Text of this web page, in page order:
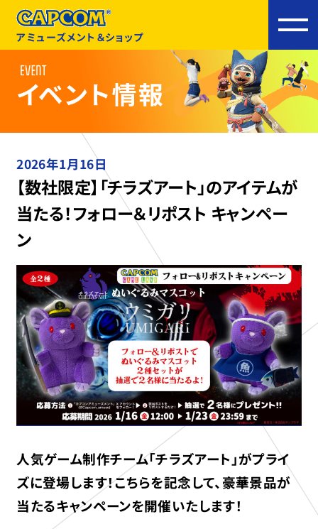
アミューズメント＆ショップ
2026年1月16日
【数社限定】「チラズアート」のアイテムが
当たる！フォロー＆リポスト キャンペー
ン
人気ゲーム制作チーム「チラズアート」がプライ
ズに登場します！こちらを記念して、豪華景品が
当たるキャンペーンを開催いたします！